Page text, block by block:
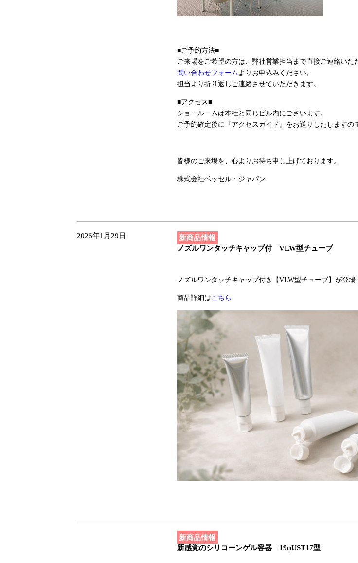
■ご予約方法■
ご来場をご希望の方は、弊社営業担当まで直接ご連絡いた
問い合わせフォームよりお申込みください。
担当より折り返しご連絡させていただきます。
■アクセス■
ショールームは本社と同じビル内にございます。
ご予約確定後に『アクセスガイド』をお送りしたしますの
皆様のご来場を、心よりお待ち申し上げております。
株式会社ベッセル・ジャパン
2026年1月29日
新商品情報
ノズルワンタッチキャップ付 VLW型チューブ
ノズルワンタッチキャップ付き【VLW型チューブ】が登場
商品詳細はこちら
新商品情報
新感覚のシリコーンゲル容器 19φUST17型